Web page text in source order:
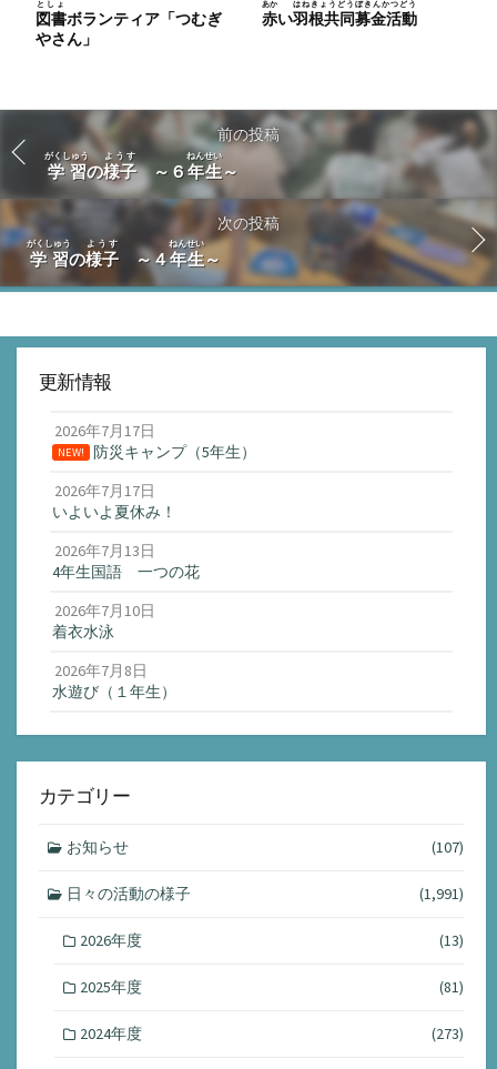
図書
としょ
ボランティア「つむぎ
やさん」
赤
あか
い羽根共同募金活動
はねきょうどうぼきんかつどう
前の投稿
学習
がくしゅう
の様子
ようす
～６年生
ねんせい
～
次の投稿
学習
がくしゅう
の様子
ようす
～４年生
ねんせい
～
更新情報
2026年7月17日
NEW!
防災キャンプ（5年生）
2026年7月17日
いよいよ夏休み！
2026年7月13日
4年生国語 一つの花
2026年7月10日
着衣水泳
2026年7月8日
水遊び（１年生）
カテゴリー
お知らせ (107)
日々の活動の様子 (1,991)
2026年度 (13)
2025年度 (81)
2024年度 (273)